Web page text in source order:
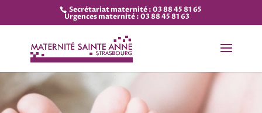
Secrétariat maternité : 03 88 45 81 65
Urgences maternité : 03 88 45 81 63